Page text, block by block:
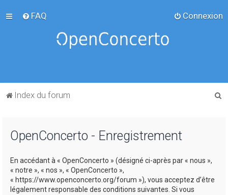
FAQ Connexion
Index du forum
OpenConcerto - Enregistrement
En accédant à « OpenConcerto » (désigné ci-après par « nous »,
« notre », « nos », « OpenConcerto »,
« https://www.openconcerto.org/forum »), vous acceptez d’être
légalement responsable des conditions suivantes. Si vous